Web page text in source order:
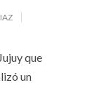
que
un